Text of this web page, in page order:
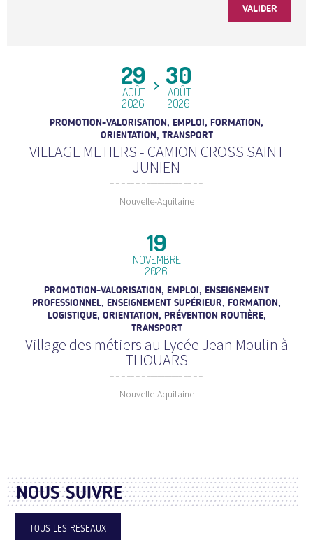
29
AOÛT
2026
30
AOÛT
2026
PROMOTION-VALORISATION, EMPLOI, FORMATION,
ORIENTATION, TRANSPORT
VILLAGE METIERS - CAMION CROSS SAINT
JUNIEN
Nouvelle-Aquitaine
19
NOVEMBRE
2026
PROMOTION-VALORISATION, EMPLOI, ENSEIGNEMENT
PROFESSIONNEL, ENSEIGNEMENT SUPÉRIEUR, FORMATION,
LOGISTIQUE, ORIENTATION, PRÉVENTION ROUTIÈRE,
TRANSPORT
Village des métiers au Lycée Jean Moulin à
THOUARS
Nouvelle-Aquitaine
NOUS SUIVRE
TOUS LES RÉSEAUX